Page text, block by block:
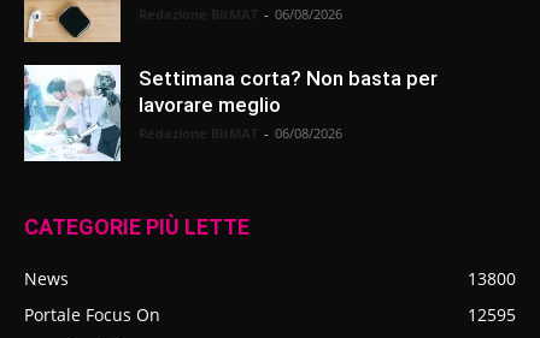
- 06/08/2026
Settimana corta? Non basta per
lavorare meglio
- 06/08/2026
CATEGORIE PIÙ LETTE
News
13800
Portale Focus On
12595